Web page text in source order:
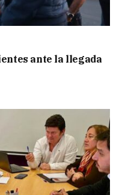
ante la llegada